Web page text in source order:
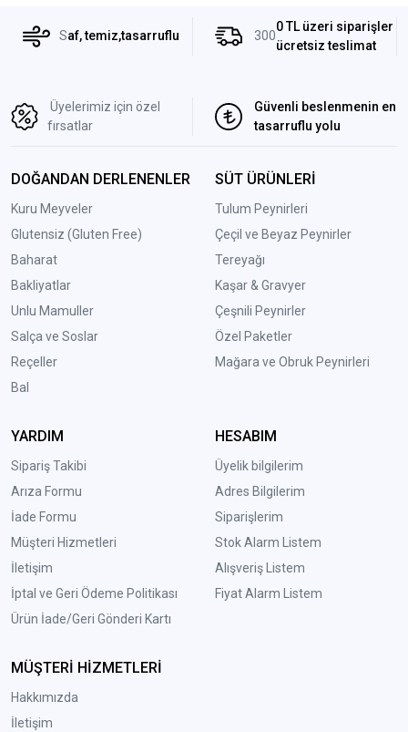
Saf, temiz,tasarruflu 300
0 TL üzeri siparişler
ücretsiz teslimat
Üyelerimiz için özel
fırsatlar
Güvenli beslenmenin en
tasarruflu yolu
DOĞANDAN DERLENENLER
Kuru Meyveler
Glutensiz (Gluten Free)
Baharat
Bakliyatlar
Unlu Mamuller
Salça ve Soslar
Reçeller
Bal
SÜT ÜRÜNLERİ
Tulum Peynirleri
Çeçil ve Beyaz Peynirler
Tereyağı
Kaşar & Gravyer
Çeşnili Peynirler
Özel Paketler
Mağara ve Obruk Peynirleri
YARDIM
Sipariş Takibi
Arıza Formu
İade Formu
Müşteri Hizmetleri
İletişim
İptal ve Geri Ödeme Politikası
Ürün İade/Geri Gönderi Kartı
HESABIM
Üyelik bilgilerim
Adres Bilgilerim
Siparişlerim
Stok Alarm Listem
Alışveriş Listem
Fiyat Alarm Listem
MÜŞTERİ HİZMETLERİ
Hakkımızda
İletişim